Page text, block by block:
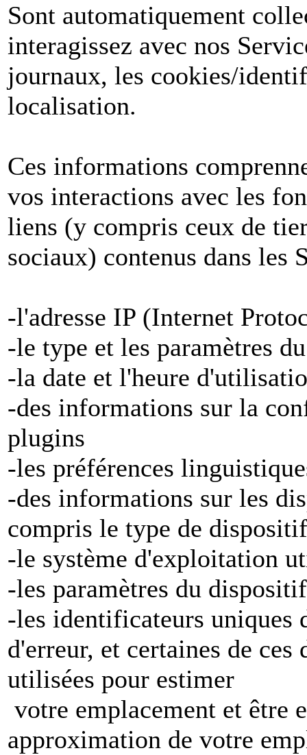
Sont automatiquement
interagissez avec nos
journaux, les cookies/
localisation.
Ces informations
vos interactions avec les
liens (y compris ceux de
sociaux) contenus dans les
-l'adresse IP (Internet
-le type et les paramètres
-la date et l'heure
-des informations sur la
plugins
-les préférences
-des informations sur les
compris le type de dispositif
-le système d'exploitation
-les paramètres du dispositif
-les identificateurs uniques
d'erreur, et certaines de
utilisées pour estimer
votre emplacement et être
approximation de votre